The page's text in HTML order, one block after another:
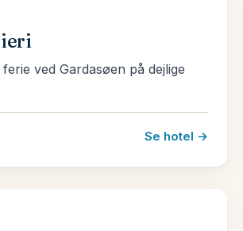
ved Gardasøen på dejlige
Se hotel →